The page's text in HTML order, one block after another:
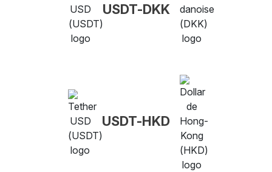
USDT-DKK
USDT-HKD